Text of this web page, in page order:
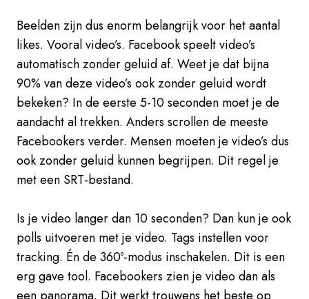
Beelden zijn dus enorm belangrijk voor het aantal
likes. Vooral video’s. Facebook speelt video’s
automatisch zonder geluid af. Weet je dat bijna
90% van deze video’s ook zonder geluid wordt
bekeken? In de eerste 5-10 seconden moet je de
aandacht al trekken. Anders scrollen de meeste
Facebookers verder. Mensen moeten je video’s dus
ook zonder geluid kunnen begrijpen. Dit regel je
met een SRT-bestand.
Is je video langer dan 10 seconden? Dan kun je ook
polls uitvoeren met je video. Tags instellen voor
tracking. Én de 360º-modus inschakelen. Dit is een
erg gave tool. Facebookers zien je video dan als